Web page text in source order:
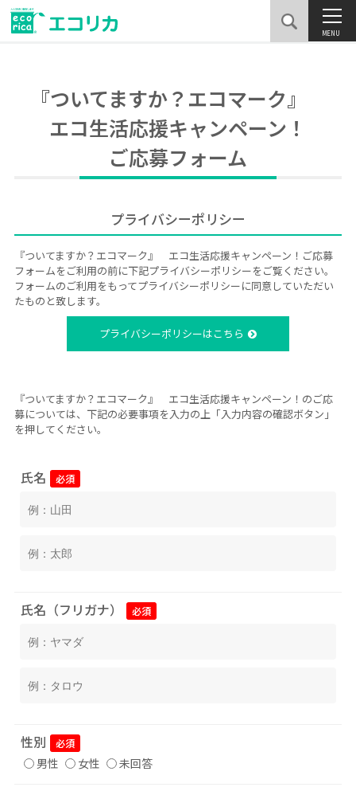
MENU
『ついてますか？エコマーク』
エコ生活応援キャンペーン！
ご応募フォーム
プライバシーポリシー
『ついてますか？エコマーク』 エコ生活応援キャンペーン！ご応募
フォームをご利用の前に下記プライバシーポリシーをご覧ください。
フォームのご利用をもってプライバシーポリシーに同意していただい
たものと致します。
プライバシーポリシーはこちら
『ついてますか？エコマーク』 エコ生活応援キャンペーン！のご応
募については、下記の必要事項を入力の上「入力内容の確認ボタン」
を押してください。
氏名 必須
氏名（フリガナ） 必須
性別 必須
男性 女性 未回答